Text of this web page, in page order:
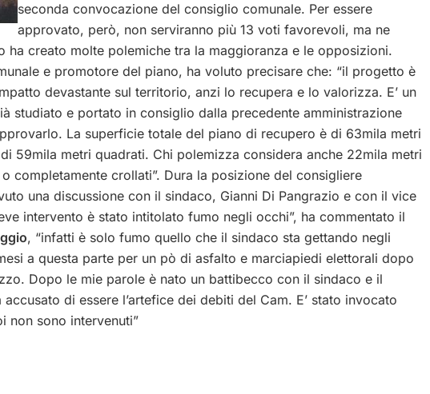
seconda convocazione del consiglio comunale. Per essere
approvato, però, non serviranno più 13 voti favorevoli, ma ne
ha creato molte polemiche tra la maggioranza e le opposizioni.
e promotore del piano, ha voluto precisare che: “il progetto è
devastante sul territorio, anzi lo recupera e lo valorizza. E’ un
studiato e portato in consiglio dalla precedente amministrazione
La superficie totale del piano di recupero è di 63mila metri
59mila metri quadrati. Chi polemizza considera anche 22mila metri
completamente crollati”. Dura la posizione del consigliere
una discussione con il sindaco, Gianni Di Pangrazio e con il vice
intervento è stato intitolato fumo negli occhi”, ha commentato il
, “infatti è solo fumo quello che il sindaco sta gettando negli
a questa parte per un pò di asfalto e marciapiedi elettorali dopo
Dopo le mie parole è nato un battibecco con il sindaco e il
di essere l’artefice dei debiti del Cam. E’ stato invocato
non sono intervenuti”